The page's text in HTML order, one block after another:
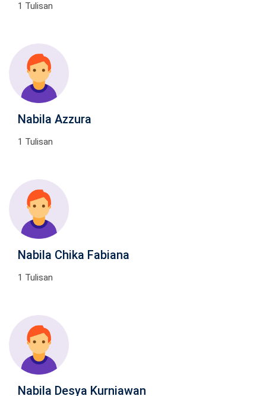
1 Tulisan
Nabila Azzura
1 Tulisan
Nabila Chika Fabiana
1 Tulisan
Nabila Desya Kurniawan